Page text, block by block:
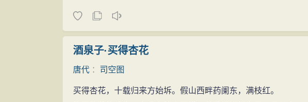
酒泉子·买得杏花
唐代 ： 司空图
买得杏花，十载归来方始坼。假山西畔药阑东，满枝红。